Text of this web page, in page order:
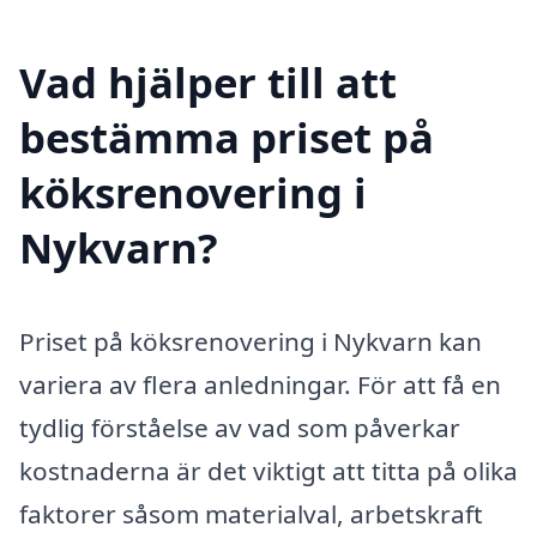
Vad hjälper till att
bestämma priset på
köksrenovering i
Nykvarn?
Priset på köksrenovering i Nykvarn kan
variera av flera anledningar. För att få en
tydlig förståelse av vad som påverkar
kostnaderna är det viktigt att titta på olika
faktorer såsom materialval, arbetskraft